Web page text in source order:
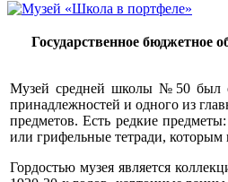
Государственное бюджетное
Музей средней школы №50 был
принадлежностей и одного из
предметов. Есть редкие
или грифельные тетради, которым
Гордостью музея является